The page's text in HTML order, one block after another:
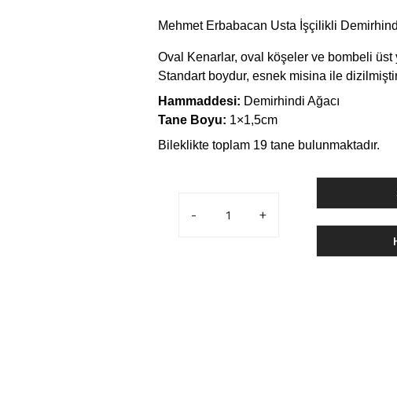
Mehmet Erbabacan Usta İşçilikli
Oval Kenarlar, oval köşeler ve bombeli
Standart boydur, esnek misina ile
Hammaddesi: Demirhindi Ağacı
Tane Boyu: 1×1,5cm
Bileklikte toplam 19 tane bulunmaktadır.
Ağacı